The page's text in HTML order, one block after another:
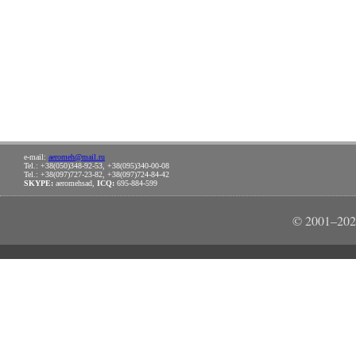
e-mail: aeromeh@mail.ru
Tel.: +38(050)348-92-53, +38(095)340-00-08
Tel.: +38(097)727-23-82, +38(097)724-84-42
SKYPE: aeromehsad, ICQ: 695-884-599
©